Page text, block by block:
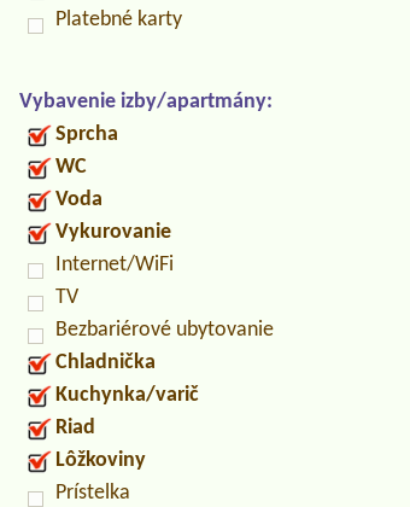
Platebné karty
Vybavenie izby/apartmány:
Sprcha
WC
Voda
Vykurovanie
Internet/WiFi
TV
Bezbariérové ubytovanie
Chladnička
Kuchynka/varič
Riad
Lôžkoviny
Prístelka